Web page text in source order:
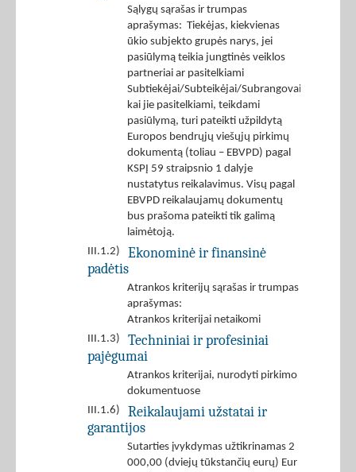
Sąlygų sąrašas ir trumpas
aprašymas: Tiekėjas, kiekvienas
ūkio subjekto grupės narys, jei
pasiūlymą teikia jungtinės veiklos
partneriai ar pasitelkiami
Subtiekėjai/Subteikėjai/Subrangovai,
kai jie pasitelkiami, teikdami
pasiūlymą, turi pateikti užpildytą
Europos bendrųjų viešųjų pirkimų
dokumentą (toliau – EBVPD) pagal
KSPĮ 59 straipsnio 1 dalyje
nustatytus reikalavimus. Visų pagal
EBVPD reikalaujamų dokumentų
bus prašoma pateikti tik galimą
laimėtoją.
III.1.2)
Ekonominė ir finansinė
padėtis
Atrankos kriterijų sąrašas ir trumpas
aprašymas:
Atrankos kriterijai netaikomi
III.1.3)
Techniniai ir profesiniai
pajėgumai
Atrankos kriterijai, nurodyti pirkimo
dokumentuose
III.1.6)
Reikalaujami užstatai ir
garantijos
Sutarties įvykdymas užtikrinamas 2
000,00 (dviejų tūkstančių eurų) Eur